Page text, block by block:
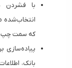
با فشردن
انتخاب‌شده
که سمت چپ
پیاده‌سازی
بانک،